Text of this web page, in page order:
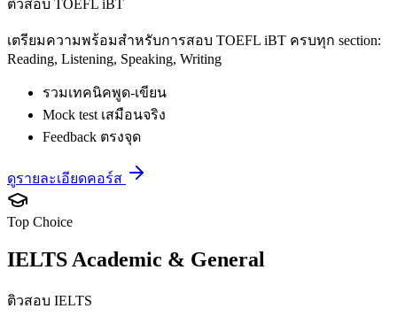
ติวสอบ TOEFL iBT
เตรียมความพร้อมสำหรับการสอบ TOEFL iBT ครบทุก section:
Reading, Listening, Speaking, Writing
รวมเทคนิคพูด-เขียน
Mock test เสมือนจริง
Feedback ตรงจุด
ดูรายละเอียดคอร์ส
Top Choice
IELTS Academic & General
ติวสอบ IELTS